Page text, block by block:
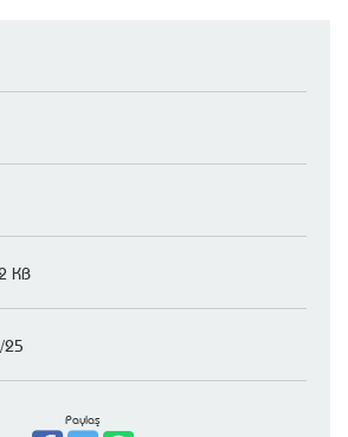
KB
25
Paylaş